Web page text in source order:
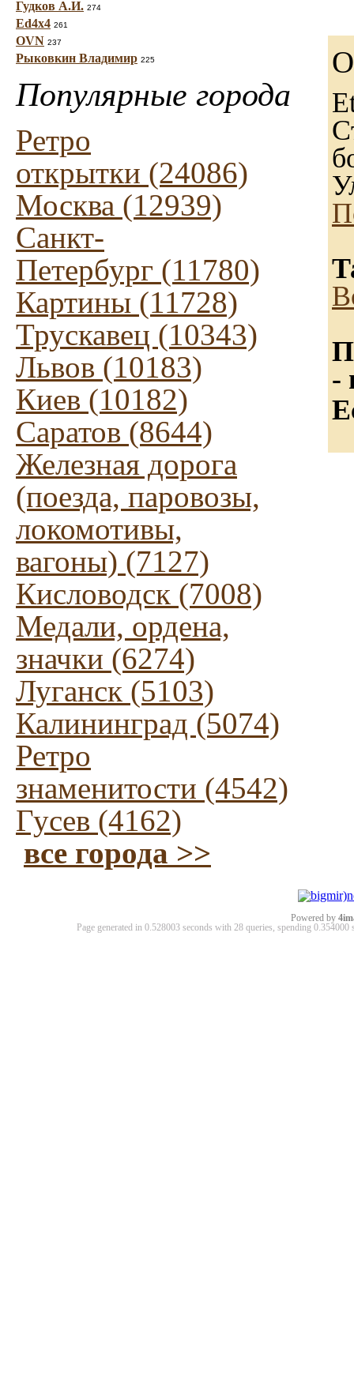
Гудков А.И. 274
Ed4x4 261
OVN 237
Рыковкин Владимир 225
Популярные города
Ретро
открытки (24086)
Москва (12939)
Санкт-
Петербург (11780)
Картины (11728)
Трускавец (10343)
Львов (10183)
Киев (10182)
Саратов (8644)
Железная дорога
(поезда, паровозы,
локомотивы,
вагоны) (7127)
Кисловодск (7008)
Медали, ордена,
значки (6274)
Луганск (5103)
Калининград (5074)
Ретро
знаменитости (4542)
Гусев (4162)
все города >>
-
Powered by
Page generated in 0.528003 seconds with 28 queries, spending